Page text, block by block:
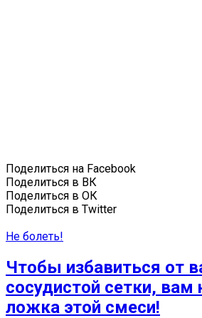
Поделиться на Facebook
Поделиться в ВК
Поделиться в ОК
Поделиться в Twitter
Не болеть!
Чтобы избавиться от
сосудистой сетки, вам
ложка этой смеси!